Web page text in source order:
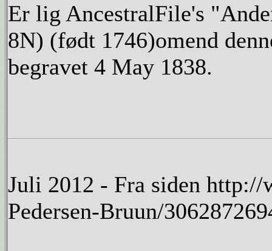
Er lig AncestralFile's
8N) (født 1746)omend
begravet 4 May 1838.
Juli 2012 - Fra siden
Pedersen-Bruun/